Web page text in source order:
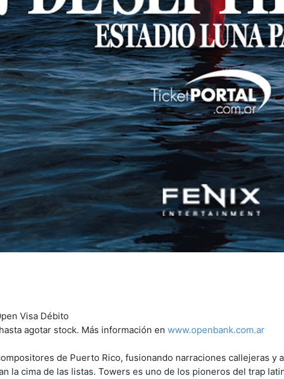
Visa Débito
agotar stock. Más información en www.openbank.com.ar
de Puerto Rico, fusionando narraciones callejeras y
la cima de las listas. Towers es uno de los pioneros del trap